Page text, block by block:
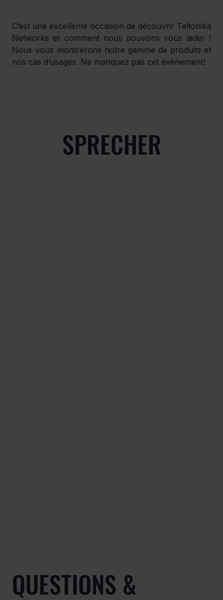
C’est une excellente occasion de découvrir Teltonika
Networks et comment nous pouvons vous aider !
Nous vous montrerons notre gamme de produits et
nos cas d’usages. Ne manquez pas cet évènement!
SPRECHER
QUESTIONS &